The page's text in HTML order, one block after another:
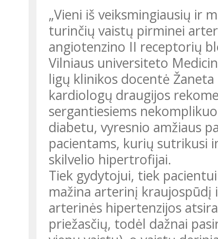
„Vieni iš veiksmingiausių ir
turinčių vaistų pirminei
angiotenzino II receptorių
Vilniaus universiteto
ligų klinikos docentė
kardiologų draugijos
sergantiesiems
diabetu, vyresnio amžiaus
pacientams, kurių sutrikusi
skilvelio hipertrofijai.
Tiek gydytojui, tiek
mažina arterinį kraujospūdį
arterinės hipertenzijos
priežasčių, todėl dažnai